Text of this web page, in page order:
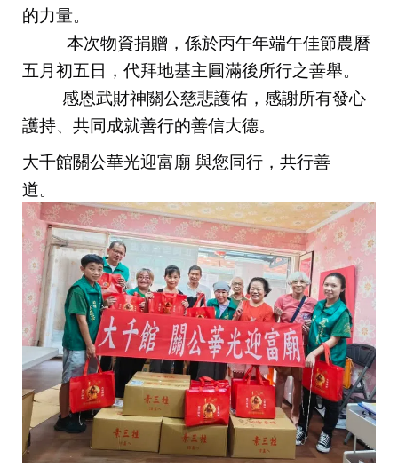
的力量。
本次物資捐贈，係於丙午年端午佳節農曆
五月初五日，代拜地基主圓滿後所行之善舉。
感恩武財神關公慈悲護佑，感謝所有發心
護持、共同成就善行的善信大德。
大千館關公華光迎富廟 與您同行，共行善
道。